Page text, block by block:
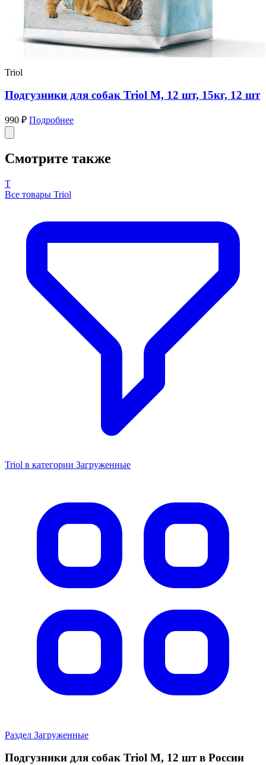
Triol
Подгузники для собак Triol M, 12 шт, 15кг, 12 шт
990 ₽ Подробнее
Смотрите также
T
Все товары Triol
Triol в категории Загруженные
Раздел Загруженные
Подгузники для собак Triol M, 12 шт в России